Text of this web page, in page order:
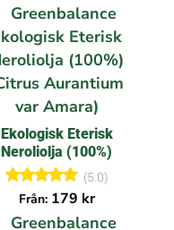
av 5
Ekologisk Eterisk
Neroliolja (100%)
Betygsatt
av 5
(5.0)
Från: 179 kr